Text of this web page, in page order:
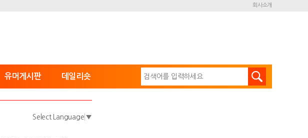
회사소개
유머게시판 데일리숏
Select Language ▼